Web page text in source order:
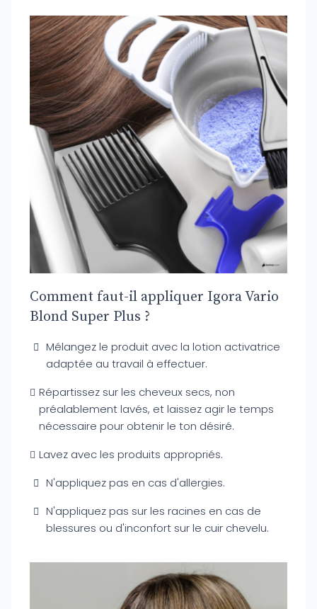
Comment faut-il appliquer Igora Vario
Blond Super Plus ?
Mélangez le produit avec la lotion activatrice
adaptée au travail à effectuer.
Répartissez sur les cheveux secs, non
préalablement lavés, et laissez agir le temps
nécessaire pour obtenir le ton désiré.
Lavez avec les produits appropriés.
N'appliquez pas en cas d'allergies.
N'appliquez pas sur les racines en cas de
blessures ou d'inconfort sur le cuir chevelu.